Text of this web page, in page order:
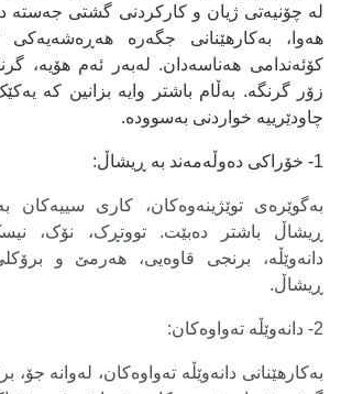
لە چۆنیەتی ژیان و کارکردنی گشتی جەستە
هەوا، بەکارهێنانی جگەرە
کۆئەندامی هەناسەدان. لەبەر ئەم هۆیە،
زۆر گرنگە. بەڵام باشتر وایە بزانین کە
چاودێرییە خواردنی بەسوودە.
1- خۆراکی دەوڵەمەند بە ڕیشاڵ :
بەگوێرەی توێژینەوەکان، کاری سییەکان
ڕیشاڵ باشتر دەبێت. تووتڕک، نۆک،
دانەوێڵە، برنجی قاوەیی، هەرمێ و
ڕیشاڵ.
2- دانەوێڵە تەواوەکان:
بەکارهێنانی دانەوێڵە تەواوەکان، لەوانە جۆ،